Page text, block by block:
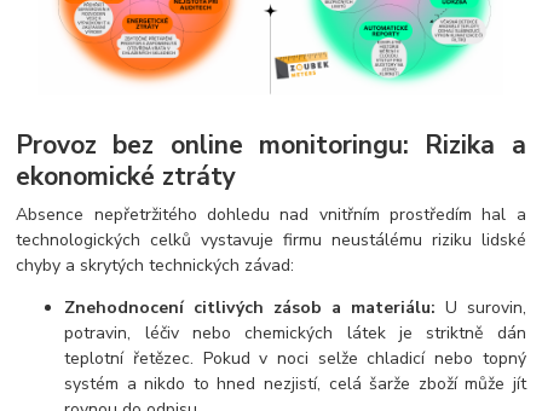
Provoz bez online monitoringu: Rizika a
ekonomické ztráty
Absence nepřetržitého dohledu nad vnitřním prostředím hal a
technologických celků vystavuje firmu neustálému riziku lidské
chyby a skrytých technických závad:
Znehodnocení citlivých zásob a materiálu: U surovin,
potravin, léčiv nebo chemických látek je striktně dán
teplotní řetězec. Pokud v noci selže chladicí nebo topný
systém a nikdo to hned nezjistí, celá šarže zboží může jít